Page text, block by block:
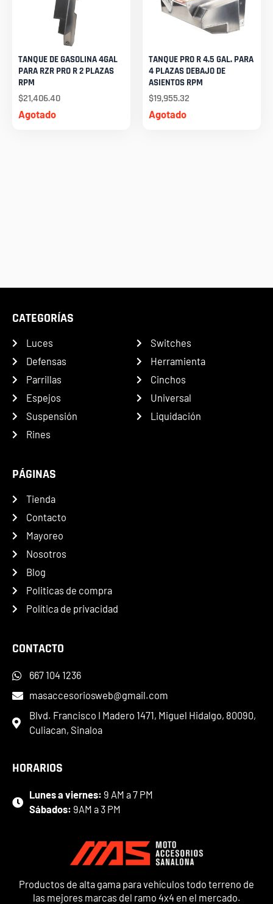
Agotado
TANQUE DE GASOLINA 4GAL
PARA RZR PRO R 2 PLAZAS
RPM
$21,406.40
Agotado
TANQUE PRO R 4.5 GAL. PARA
4 PLAZAS DEBAJO DE
ASIENTOS RPM
$19,955.32
Productos de alta gama para vehículos todo terreno de
las mejores marcas del ramo 4x4 en el mercado.
CATEGORÍAS
Luces
Defensas
Parrillas
Espejos
Suspensión
Rines
Switches
Herramienta
Cinchos
Universal
Liquidación
PÁGINAS
Tienda
Contacto
Mayoreo
Nosotros
Blog
Politicas de compra
Política de privacidad
CONTACTO
667 104 1236
masaccesoriosweb@gmail.com
Blvd. Francisco I Madero 1471, Miguel Hidalgo, 80090,
Culiacan, Sinaloa
HORARIOS
Lunes a viernes: 9 AM a 7 PM
Sábados: 9AM a 3 PM